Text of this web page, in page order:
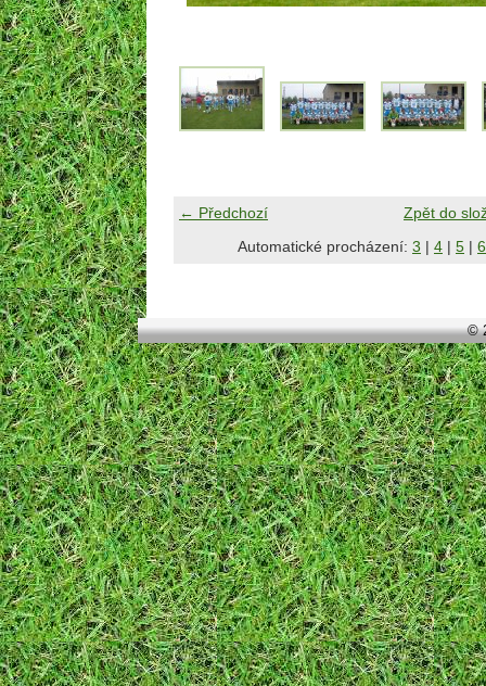
← Předchozí
Zpět do
Automatické procházení: 3 | 4 | 5 | 6
©